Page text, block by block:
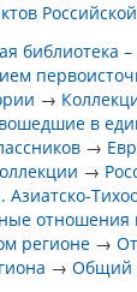
библиотека
→
в
→
→
отношения
регионе →
→Общий